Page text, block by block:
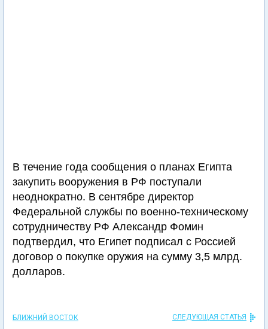
В течение года сообщения о планах Египта
закупить вооружения в РФ поступали
неоднократно. В сентябре директор
Федеральной службы по военно-техническому
сотрудничеству РФ Александр Фомин
подтвердил, что Египет подписал с Россией
договор о покупке оружия на сумму 3,5 млрд.
долларов.
БЛИЖНИЙ ВОСТОК СЛЕДУЮЩАЯ СТАТЬЯ